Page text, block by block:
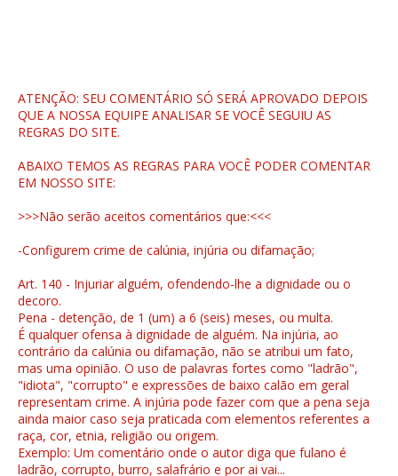
ATENÇÃO: SEU COMENTÁRIO SÓ SERÁ APROVADO DEPOIS
QUE A NOSSA EQUIPE ANALISAR SE VOCÊ SEGUIU AS
REGRAS DO SITE.
ABAIXO TEMOS AS REGRAS PARA VOCÊ PODER COMENTAR
EM NOSSO SITE:
>>>Não serão aceitos comentários que:<<<
-Configurem crime de calúnia, injúria ou difamação;
Art. 140 - Injuriar alguém, ofendendo-lhe a dignidade ou o
decoro.
Pena - detenção, de 1 (um) a 6 (seis) meses, ou multa.
É qualquer ofensa à dignidade de alguém. Na injúria, ao
contrário da calúnia ou difamação, não se atribui um fato,
mas uma opinião. O uso de palavras fortes como "ladrão",
"idiota", "corrupto" e expressões de baixo calão em geral
representam crime. A injúria pode fazer com que a pena seja
ainda maior caso seja praticada com elementos referentes a
raça, cor, etnia, religião ou origem.
Exemplo: Um comentário onde o autor diga que fulano é
ladrão, corrupto, burro, salafrário e por ai vai...